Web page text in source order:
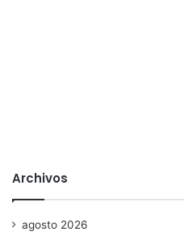
Archivos
agosto 2026